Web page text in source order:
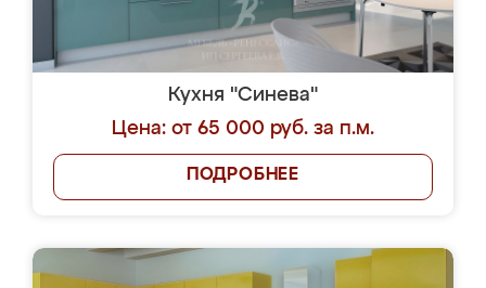
Кухня "Синева"
Цена: от 65 000 руб. за п.м.
ПОДРОБНЕЕ